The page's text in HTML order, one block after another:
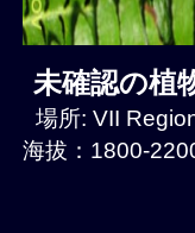
未確認の植
場所: VII
海拔：1800-